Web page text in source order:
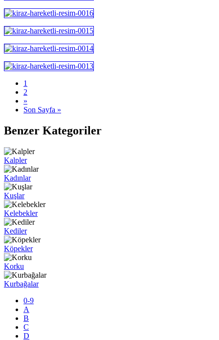
1
2
»
Son Sayfa »
Benzer Kategoriler
Kalpler
Kadınlar
Kuşlar
Kelebekler
Kediler
Köpekler
Korku
Kurbağalar
0-9
A
B
C
D